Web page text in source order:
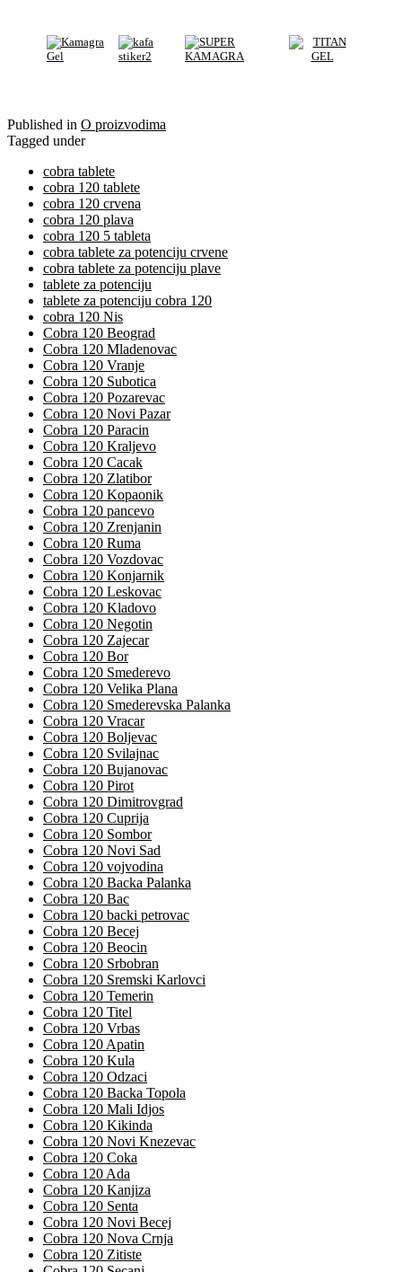
Published in O proizvodima
Tagged under
cobra tablete
cobra 120 tablete
cobra 120 crvena
cobra 120 plava
cobra 120 5 tableta
cobra tablete za potenciju crvene
cobra tablete za potenciju plave
tablete za potenciju
tablete za potenciju cobra 120
cobra 120 Nis
Cobra 120 Beograd
Cobra 120 Mladenovac
Cobra 120 Vranje
Cobra 120 Subotica
Cobra 120 Pozarevac
Cobra 120 Novi Pazar
Cobra 120 Paracin
Cobra 120 Kraljevo
Cobra 120 Cacak
Cobra 120 Zlatibor
Cobra 120 Kopaonik
Cobra 120 pancevo
Cobra 120 Zrenjanin
Cobra 120 Ruma
Cobra 120 Vozdovac
Cobra 120 Konjarnik
Cobra 120 Leskovac
Cobra 120 Kladovo
Cobra 120 Negotin
Cobra 120 Zajecar
Cobra 120 Bor
Cobra 120 Smederevo
Cobra 120 Velika Plana
Cobra 120 Smederevska Palanka
Cobra 120 Vracar
Cobra 120 Boljevac
Cobra 120 Svilajnac
Cobra 120 Bujanovac
Cobra 120 Pirot
Cobra 120 Dimitrovgrad
Cobra 120 Cuprija
Cobra 120 Sombor
Cobra 120 Novi Sad
Cobra 120 vojvodina
Cobra 120 Backa Palanka
Cobra 120 Bac
Cobra 120 backi petrovac
Cobra 120 Becej
Cobra 120 Beocin
Cobra 120 Srbobran
Cobra 120 Sremski Karlovci
Cobra 120 Temerin
Cobra 120 Titel
Cobra 120 Vrbas
Cobra 120 Apatin
Cobra 120 Kula
Cobra 120 Odzaci
Cobra 120 Backa Topola
Cobra 120 Mali Idjos
Cobra 120 Kikinda
Cobra 120 Novi Knezevac
Cobra 120 Coka
Cobra 120 Ada
Cobra 120 Kanjiza
Cobra 120 Senta
Cobra 120 Novi Becej
Cobra 120 Nova Crnja
Cobra 120 Zitiste